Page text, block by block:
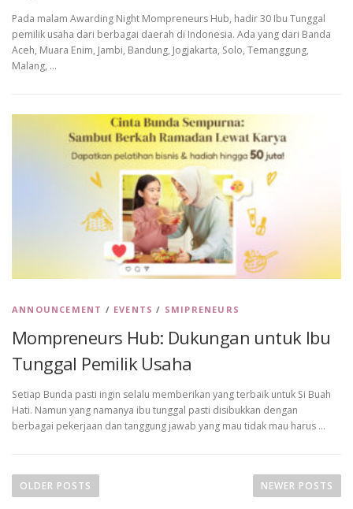
Pada malam Awarding Night Mompreneurs Hub, hadir 30 Ibu Tunggal
pemilik usaha dari berbagai daerah di Indonesia. Ada yang dari Banda
Aceh, Muara Enim, Jambi, Bandung, Jogjakarta, Solo, Temanggung,
Malang, …
ANNOUNCEMENT / EVENTS / SMIPRENEURS
Mompreneurs Hub: Dukungan untuk Ibu
Tunggal Pemilik Usaha
Setiap Bunda pasti ingin selalu memberikan yang terbaik untuk Si Buah
Hati. Namun yang namanya ibu tunggal pasti disibukkan dengan
berbagai pekerjaan dan tanggung jawab yang mau tidak mau harus …
oOLDER POSTS NEWER POSTS